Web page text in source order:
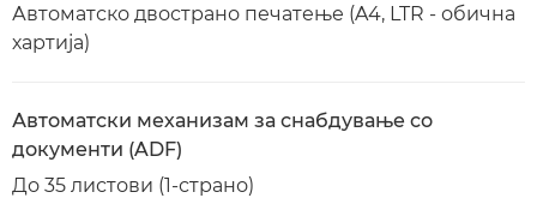
Автоматско двострано печатење (A4, LTR - обична
хартија)
Автоматски механизам за снабдување со
документи (ADF)
До 35 листови (1-страно)